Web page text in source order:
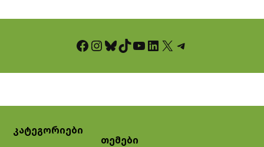
Facebook InstagramBluesky TikTok YouTube LinkedIn X Telegram
კატეგორიები
თემები